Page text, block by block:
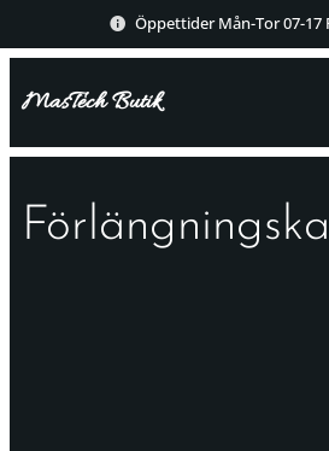
Öppettider Mån-Tor 07-17
MasTech Butik